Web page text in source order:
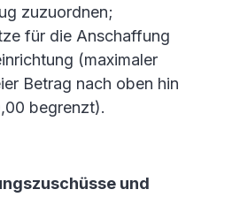
zuzuordnen;
für die Anschaffung
(maximaler
Betrag nach oben hin
begrenzt).
und